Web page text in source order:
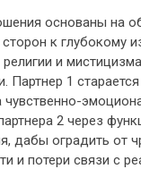
основаны на
к глубокому
религии и
Партнер 1
чувственно-
2 через
дабы оградить от
и потери связи с